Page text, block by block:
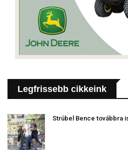
Legfrissebb cikkeink
Strúbel Bence továbbra